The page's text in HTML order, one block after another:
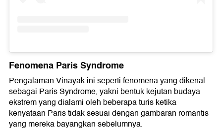
Fenomena Paris Syndrome
Pengalaman Vinayak ini seperti fenomena yang dikenal
sebagai Paris Syndrome, yakni bentuk kejutan budaya
ekstrem yang dialami oleh beberapa turis ketika
kenyataan Paris tidak sesuai dengan gambaran romantis
yang mereka bayangkan sebelumnya.